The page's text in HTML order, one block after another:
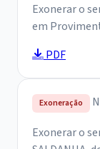
Exonerar o
em
PDF
Exoneração
Exonerar o